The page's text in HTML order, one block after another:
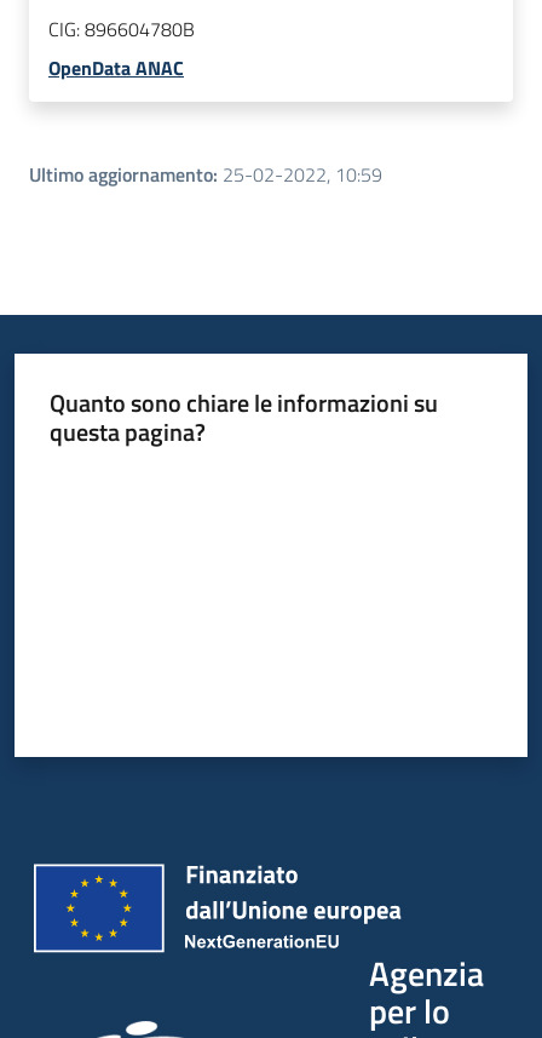
CIG:896604780B
OpenData ANAC
Ultimo aggiornamento: 25-02-2022, 10:59
Quanto sono chiare le informazioni su
questa pagina?
Agenzia
per lo